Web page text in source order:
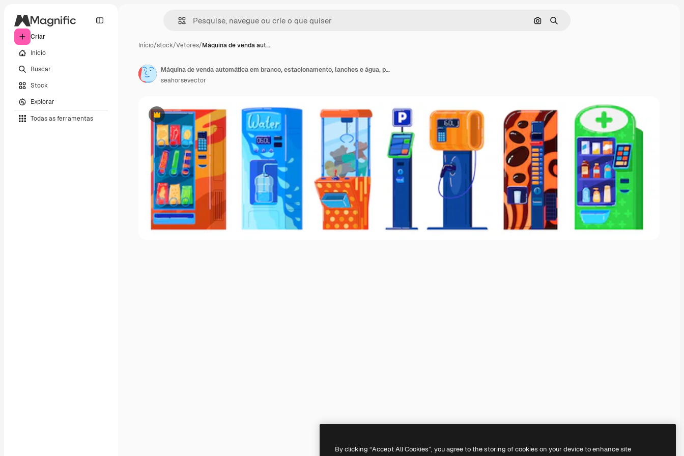
Criar
Início
Buscar
Stock
Explorar
Todas as ferramentas
Pesquisar por imagem
Buscar
Início/stock/Vetores/Máquina de venda aut…
Premium
Máquina de venda automática em branco, estacionamento, lanches e água, posto de gasolina e brinquedos, ilustração
seahorsevector
By clicking “Accept All Cookies”, you agree to the storing of cookies on your device to enhance site